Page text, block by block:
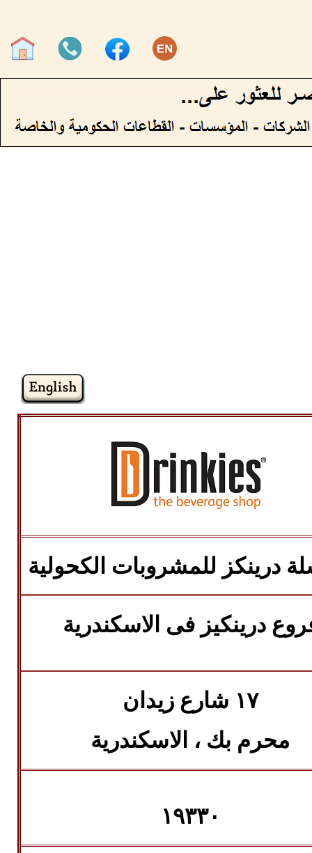
درينكز للمشروبات الكحولية
درينكيز فى الاسكندرية
١٧ شارع زيدان
محرم بك ، الاسكندرية
١٩٣٣٠